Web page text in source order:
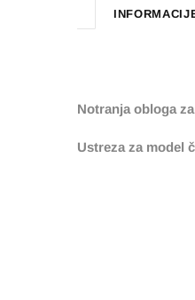
Notranja obloga
Ustreza za model